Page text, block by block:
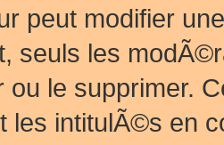
peut modifier
seuls les
ou le supprimer.
les intitulÃ©s en